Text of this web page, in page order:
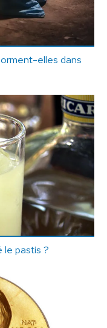
elles dans
le pastis ?